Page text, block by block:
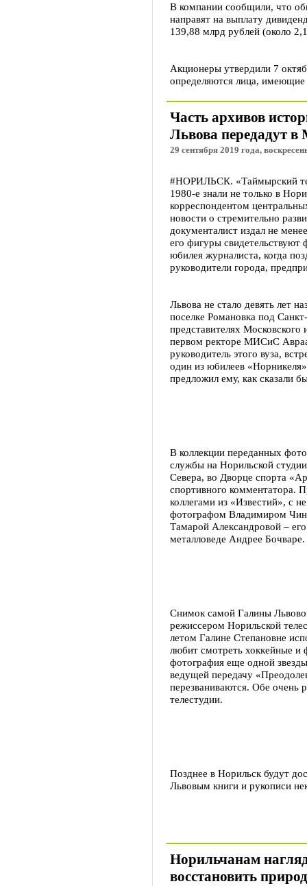
В компании сообщили, что
направят на выплату
139,88 млрд рублей (около
Акционеры утвердили 7
определяются лица, имеющие
Часть архивов
Львова передадут
29 сентября 2019 года,
#НОРИЛЬСК. «Таймырский
1980-е знали не только в
корреспондентом
новости о стремительно
документалист издал не
его фигуры свидетельствуют
юбилея журналиста, когда
руководители города,
Львова не стало девять лет
поселке Романовка под
представителях Московского
первом ректоре МИСиС
руководитель этого вуза,
один из юбилеев
предложил ему, как сказали
В коллекции переданных
службы на Норильской
Севера, во Дворце спорта
спортивного комментатора.
коллегами из «Известий», с
фотографом Владимиром
Тамарой Александровой –
металловеде Андрее Бочваре.
Снимок самой Галины
режиссером Норильской
летом Галине Степановне
любит смотреть хоккейные и
фотография еще одной
ведущей передачу
перезваниваются. Обе очень
телестудии.
Позднее в Норильск будут
Львовым книги и рукописи
Норильчанам
восстановить